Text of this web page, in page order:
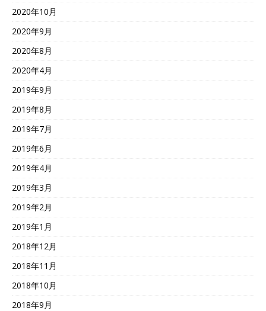
2020年10月
2020年9月
2020年8月
2020年4月
2019年9月
2019年8月
2019年7月
2019年6月
2019年4月
2019年3月
2019年2月
2019年1月
2018年12月
2018年11月
2018年10月
2018年9月